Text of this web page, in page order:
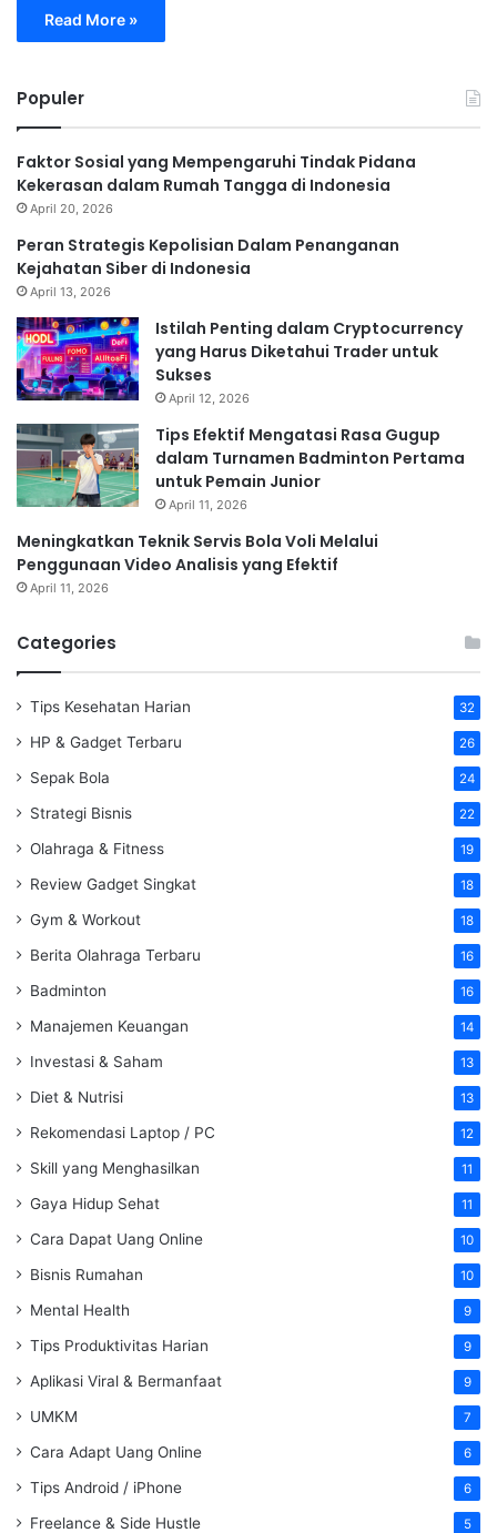
Read More »
Populer
Faktor Sosial yang Mempengaruhi Tindak Pidana
Kekerasan dalam Rumah Tangga di Indonesia
April 20, 2026
Peran Strategis Kepolisian Dalam Penanganan
Kejahatan Siber di Indonesia
April 13, 2026
Istilah Penting dalam Cryptocurrency
yang Harus Diketahui Trader untuk
Sukses
April 12, 2026
Tips Efektif Mengatasi Rasa Gugup
dalam Turnamen Badminton Pertama
untuk Pemain Junior
April 11, 2026
Meningkatkan Teknik Servis Bola Voli Melalui
Penggunaan Video Analisis yang Efektif
April 11, 2026
Categories
Tips Kesehatan Harian 32
HP & Gadget Terbaru 26
Sepak Bola 24
Strategi Bisnis 22
Olahraga & Fitness 19
Review Gadget Singkat 18
Gym & Workout 18
Berita Olahraga Terbaru 16
Badminton 16
Manajemen Keuangan 14
Investasi & Saham 13
Diet & Nutrisi 13
Rekomendasi Laptop / PC 12
Skill yang Menghasilkan 11
Gaya Hidup Sehat 11
Cara Dapat Uang Online 10
Bisnis Rumahan 10
Mental Health 9
Tips Produktivitas Harian 9
Aplikasi Viral & Bermanfaat 9
UMKM 7
Cara Adapt Uang Online 6
Tips Android / iPhone 6
Freelance & Side Hustle 5